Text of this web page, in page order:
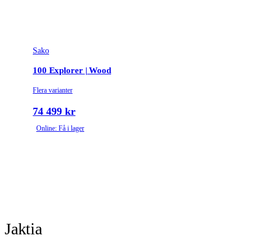
Sako
100 Explorer | Wood
Flera varianter
74 499 kr
Online: Få i lager
Jaktia